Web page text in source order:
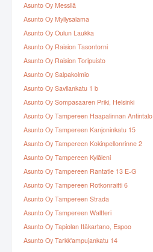
Asunto Oy Messilä
Asunto Oy Myllysalama
Asunto Oy Oulun Laukka
Asunto Oy Raision Tasontorni
Asunto Oy Raision Toripuisto
Asunto Oy Salpakolmio
Asunto Oy Savilankatu 1 b
Asunto Oy Sompasaaren Priki, Helsinki
Asunto Oy Tampereen Haapalinnan Antintalo
Asunto Oy Tampereen Kanjoninkatu 15
Asunto Oy Tampereen Kokinpellonrinne 2
Asunto Oy Tampereen Kyläleni
Asunto Oy Tampereen Rantatie 13 E-G
Asunto Oy Tampereen Rotkonraitti 6
Asunto Oy Tampereen Strada
Asunto Oy Tampereen Waltteri
Asunto Oy Tapiolan Itäkartano, Espoo
Asunto Oy Tarkk'ampujankatu 14